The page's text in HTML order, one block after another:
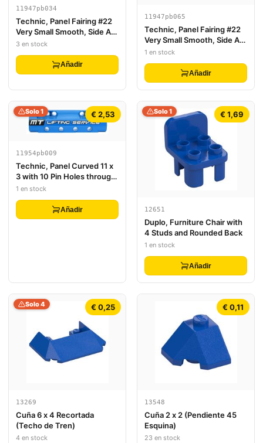
11947pb034
Technic, Panel Fairing #22
Very Small Smooth, Side A
with 'R1200' Pattern
3 en stock
Añadir
11947pb065
Technic, Panel Fairing #22
Very Small Smooth, Side A
with White 'MR80', Orange
Stripe, and Black Door
Handle Pattern (Sticker) -
Set 42071
1 en stock
Añadir
€ 2,53
Solo 1
11954pb009
Technic, Panel Curved 11 x
3 with 10 Pin Holes through
Panel Surface with White
'MT LIFTING SERVICE'
Pattern (Sticker) - Set
42042
1 en stock
Añadir
€ 1,69
Solo 1
12651
Duplo, Furniture Chair with
4 Studs and Rounded Back
1 en stock
Añadir
€ 0,25
Solo 4
13269
Cuña 6 x 4 Recortada
(Techo de Tren)
4 en stock
€ 0,11
13548
Cuña 2 x 2 (Pendiente 45
Esquina)
23 en stock